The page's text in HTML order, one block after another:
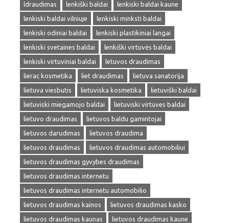
ldraudimas
lenkiški baldai
lenkiski baldai kaune
lenkiski baldai vilniuje
lenkiski minksti baldai
lenkiski odiniai baldai
lenkiski plastikiniai langai
lenkiski svetaines baldai
lenkiški virtuvės baldai
lenkiski virtuviniai baldai
letuvos draudimas
lierac kosmetika
liet draudimas
lietuva sanatorija
lietuva viesbutis
lietuviska kosmetika
lietuviški baldai
lietuviski miegamojo baldai
lietuviski virtuves baldai
lietuvo draudimas
lietuvos baldu gamintojai
lietuvos darudimas
lietuvos draudima
lietuvos draudimas
lietuvos draudimas automobiliui
lietuvos draudimas gyvybes draudimas
lietuvos draudimas internetu
lietuvos draudimas internetu automobilio
lietuvos draudimas kainos
lietuvos draudimas kasko
lietuvos draudimas kaunas
lietuvos draudimas kaune